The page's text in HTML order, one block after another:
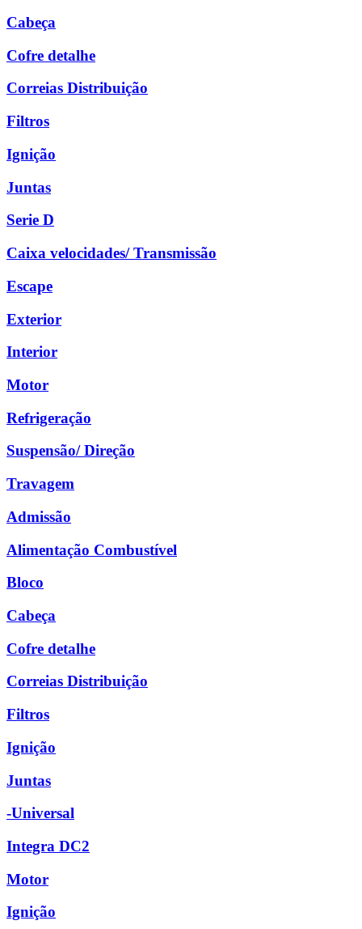
Cabeça
Cofre detalhe
Correias Distribuição
Filtros
Ignição
Juntas
Serie D
Caixa velocidades/ Transmissão
Escape
Exterior
Interior
Motor
Refrigeração
Suspensão/ Direção
Travagem
Admissão
Alimentação Combustível
Bloco
Cabeça
Cofre detalhe
Correias Distribuição
Filtros
Ignição
Juntas
-Universal
Integra DC2
Motor
Ignição